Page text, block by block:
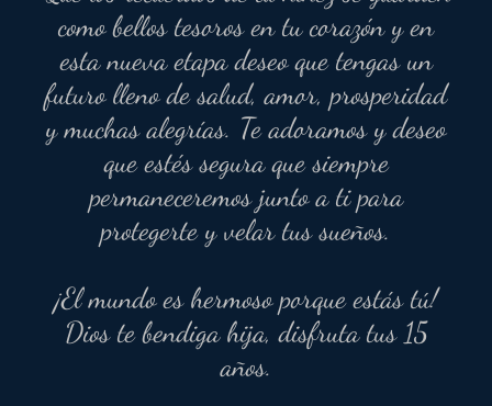
como bellos tesoros en tu corazón y en
esta nueva etapa deseo que tengas un
futuro lleno de salud, amor, prosperidad
y muchas alegrías. Te adoramos y deseo
que estés segura que siempre
permaneceremos junto a ti para
protegerte y velar tus sueños.
¡El mundo es hermoso porque estás tú!
Dios te bendiga hija, disfruta tus 15
años.